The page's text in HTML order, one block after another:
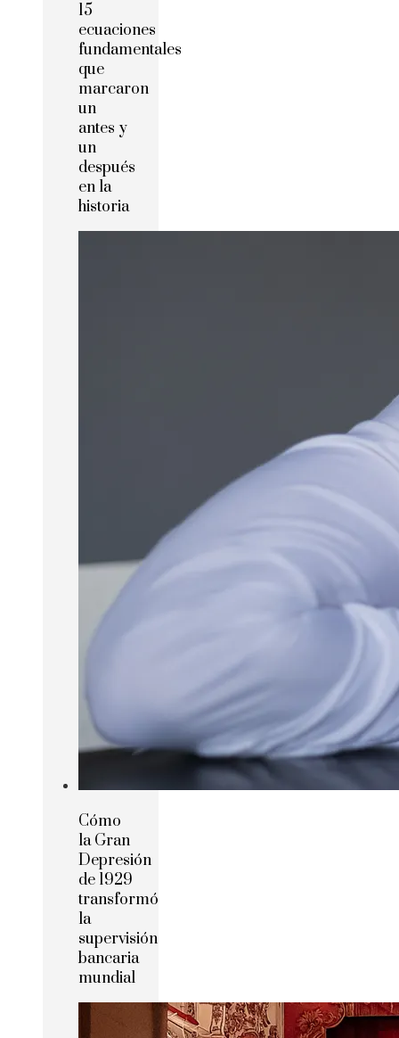
15
ecuaciones
fundamentales
que
marcaron
un
antes y
un
después
en la
historia
Cómo
la Gran
Depresión
de 1929
transformó
la
supervisión
bancaria
mundial